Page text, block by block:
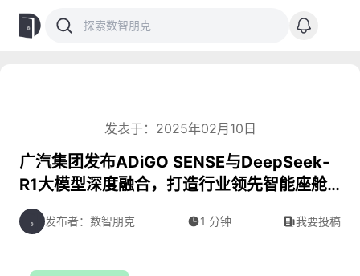
发表于：2025年02月10日
广汽集团发布ADiGO SENSE与DeepSeek-
R1大模型深度融合，打造行业领先智能座舱
体验
发布者：数智朋克 1 分钟 我要投稿